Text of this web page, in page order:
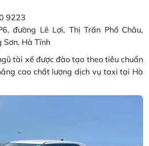
9223
đường Lê Lợi, Thị Trấn Phố Châu,
Sơn, Hà Tĩnh
tài xế được đào tạo theo tiêu chuẩn
cao chất lượng dịch vụ taxi tại Hà